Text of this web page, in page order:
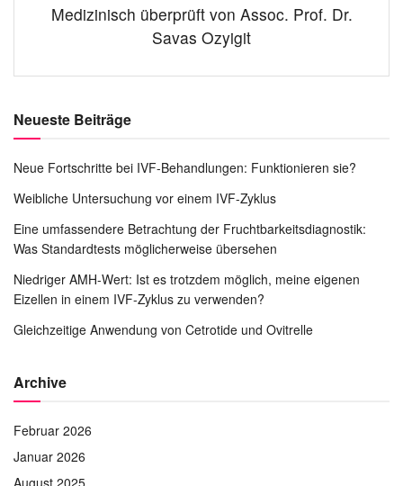
Medizinisch überprüft von Assoc. Prof. Dr.
Savas Ozyigit
Neueste Beiträge
Neue Fortschritte bei IVF-Behandlungen: Funktionieren sie?
Weibliche Untersuchung vor einem IVF-Zyklus
Eine umfassendere Betrachtung der Fruchtbarkeitsdiagnostik:
Was Standardtests möglicherweise übersehen
Niedriger AMH-Wert: Ist es trotzdem möglich, meine eigenen
Eizellen in einem IVF-Zyklus zu verwenden?
Gleichzeitige Anwendung von Cetrotide und Ovitrelle
Archive
Februar 2026
Januar 2026